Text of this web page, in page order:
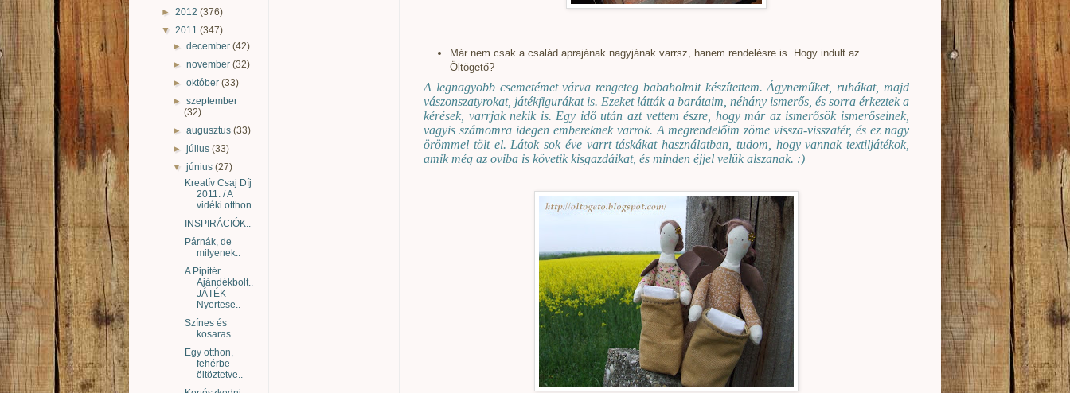
Már nem csak a család aprajának nagyjának varrsz, hanem rendelésre is. Hogy indult az
Öltögető?
A legnagyobb csemetémet várva rengeteg babaholmit készítettem. Ágyneműket, ruhákat, majd
vászonszatyrokat, játékfigurákat is. Ezeket látták a barátaim, néhány ismerős, és sorra érkeztek a
kérések, varrjak nekik is. Egy idő után azt vettem észre, hogy már az ismerősök ismerőseinek,
vagyis számomra idegen embereknek varrok. A megrendelőim zöme vissza-visszatér, és ez nagy
örömmel tölt el. Látok sok éve varrt táskákat használatban, tudom, hogy vannak textiljátékok,
amik még az oviba is követik kisgazdáikat, és minden éjjel velük alszanak. :)
► 2012 (376)
▼ 2011 (347)
►december(42)
►november(32)
►október(33)
►szeptember
(32)
►augusztus(33)
►július(33)
▼június(27)
Kreatív Csaj Díj
2011. / A
vidéki otthon
INSPIRÁCIÓK..
Párnák, de
milyenek..
A Pipitér
Ajándékbolt..
JÁTÉK
Nyertese..
Színes és
kosaras..
Egy otthon,
fehérbe
öltöztetve..